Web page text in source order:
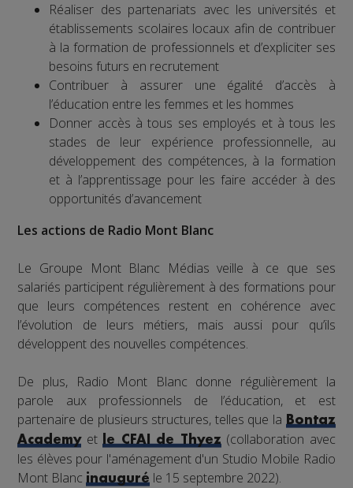
Réaliser des partenariats avec les universités et
établissements scolaires locaux afin de contribuer
à la formation de professionnels et d’expliciter ses
besoins futurs en recrutement
Contribuer à assurer une égalité d’accès à
l’éducation entre les femmes et les hommes
Donner accès à tous ses employés et à tous les
stades de leur expérience professionnelle, au
développement des compétences, à la formation
et à l’apprentissage pour les faire accéder à des
opportunités d’avancement
Les actions de Radio Mont Blanc
Le Groupe Mont Blanc Médias veille à ce que ses
salariés participent régulièrement à des formations pour
que leurs compétences restent en cohérence avec
l’évolution de leurs métiers, mais aussi pour qu’ils
développent des nouvelles compétences.
De plus, Radio Mont Blanc donne régulièrement la
parole aux professionnels de l’éducation, et est
partenaire de plusieurs structures, telles que la
Bontaz
Academyet le CFAI de Thyez(collaboration avec
les élèves pour l'aménagement d'un Studio Mobile Radio
Mont Blancinauguré le 15 septembre 2022).